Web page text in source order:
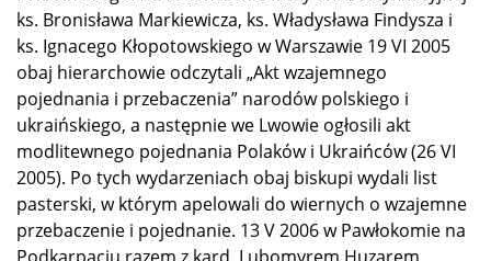
ks. Bronisława Markiewicza, ks. Władysława Findysza i
ks. Ignacego Kłopotowskiego w Warszawie 19 VI 2005
obaj hierarchowie odczytali „Akt wzajemnego
pojednania i przebaczenia” narodów polskiego i
ukraińskiego, a następnie we Lwowie ogłosili akt
modlitewnego pojednania Polaków i Ukraińców (26 VI
2005). Po tych wydarzeniach obaj biskupi wydali list
pasterski, w którym apelowali do wiernych o wzajemne
przebaczenie i pojednanie. 13 V 2006 w Pawłokomie na